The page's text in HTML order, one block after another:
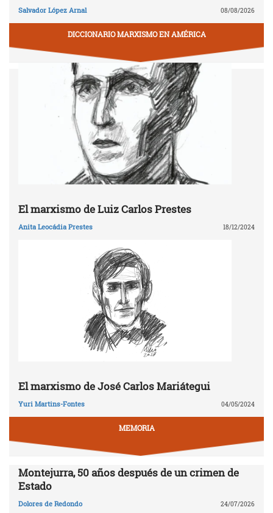
Salvador López Arnal 08/08/2026
DICCIONARIO MARXISMO EN AMÉRICA
El marxismo de Luiz Carlos Prestes
Anita Leocádia Prestes 18/12/2024
El marxismo de José Carlos Mariátegui
Yuri Martins-Fontes 04/05/2024
MEMORIA
Montejurra, 50 años después de un crimen de
Estado
Dolores de Redondo 24/07/2026